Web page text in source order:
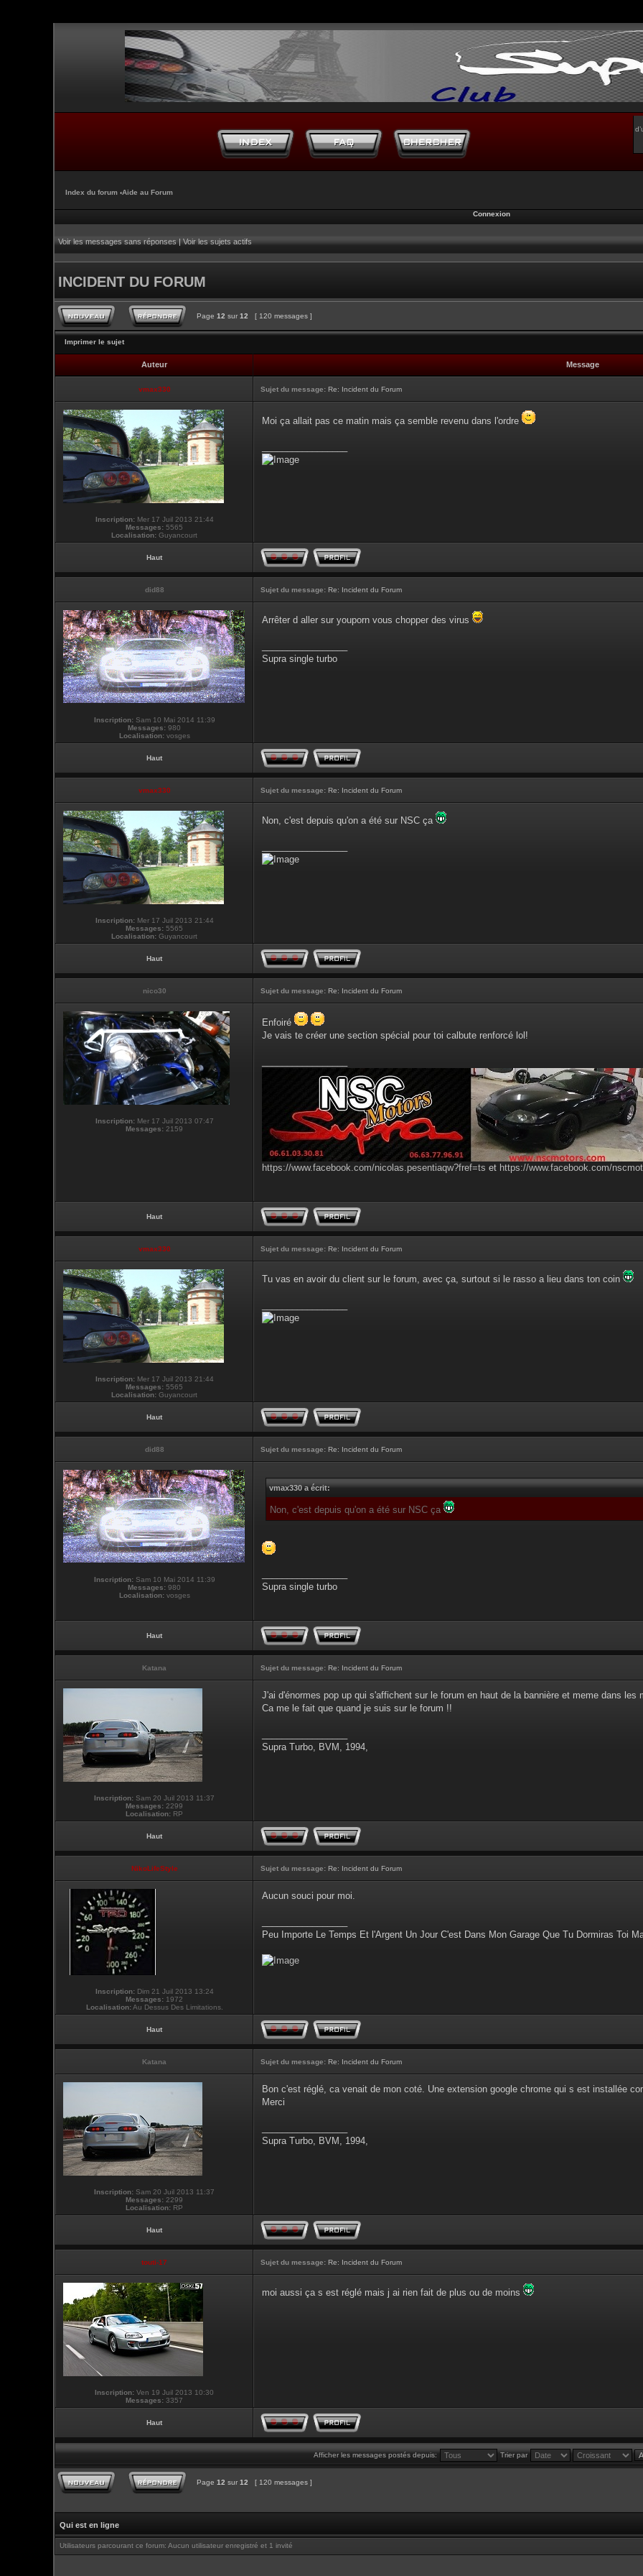
Index du forum ‹Aide au Forum
Connexion
Voir les messages sans réponses|Voir les sujets actifs
INCIDENT DU FORUM
Page 12 sur 12 [ 120 messages ]
Imprimer le sujet
Auteur Message
vmax330 Sujet du message: Re: Incident du Forum
Inscription:Mer 17 Juil 2013 21:44
Messages: 5565
Localisation: Guyancourt
Moi ça allait pas ce matin mais ça semble revenu dans l'ordre
Haut
did88 Sujet du message: Re: Incident du Forum
Inscription:Sam 10 Mai 2014 11:39
Messages: 980
Localisation:vosges
Arrêter d aller sur youporn vous chopper des virus
Supra single turbo
Haut
vmax330 Sujet du message: Re: Incident du Forum
Inscription:Mer 17 Juil 2013 21:44
Messages: 5565
Localisation: Guyancourt
Non, c'est depuis qu'on a été sur NSC ça
Haut
nico30 Sujet du message: Re: Incident du Forum
Inscription:Mer 17 Juil 2013 07:47
Messages: 2159
Enfoiré
Je vais te créer une section spécial pour toi calbute renforcé lol!
https://www.facebook.com/nicolas.pesentiaqw?fref=ts et https://www.facebook.com/
Haut
vmax330 Sujet du message: Re: Incident du Forum
Inscription:Mer 17 Juil 2013 21:44
Messages: 5565
Localisation: Guyancourt
Tu vas en avoir du client sur le forum, avec ça, surtout si le rasso a lieu dans ton coin
Haut
did88 Sujet du message: Re: Incident du Forum
Inscription:Sam 10 Mai 2014 11:39
Messages: 980
Localisation:vosges
vmax330 a écrit:
Non, c'est depuis qu'on a été sur NSC ça
Supra single turbo
Haut
Katana Sujet du message: Re: Incident du Forum
Inscription: Sam 20 Juil 2013 11:37
Messages: 2299
Localisation: RP
J'ai d'énormes pop up qui s'affichent sur le forum en haut de la bannière et meme dans
Ca me le fait que quand je suis sur le forum !!
Supra Turbo, BVM, 1994,
Haut
NikoLifeStyle Sujet du message: Re: Incident du Forum
Inscription:Dim 21 Juil 2013 13:24
Messages: 1972
Localisation:Au Dessus Des Limitations.
Aucun souci pour moi.
Peu Importe Le Temps Et l'Argent Un Jour C'est Dans Mon Garage Que Tu Dormiras Toi
Haut
Katana Sujet du message: Re: Incident du Forum
Inscription: Sam 20 Juil 2013 11:37
Messages: 2299
Localisation: RP
Bon c'est réglé, ca venait de mon coté. Une extension google chrome qui s est installée
Merci
Supra Turbo, BVM, 1994,
Haut
touti-17 Sujet du message: Re: Incident du Forum
Inscription: Ven 19 Juil 2013 10:30
Messages: 3357
moi aussi ça s est réglé mais j ai rien fait de plus ou de moins
Haut
Afficher les messages postés depuis: Trier par
Page 12 sur 12 [ 120 messages ]
Qui est en ligne
Utilisateurs parcourant ce forum: Aucun utilisateur enregistré et 1 invité